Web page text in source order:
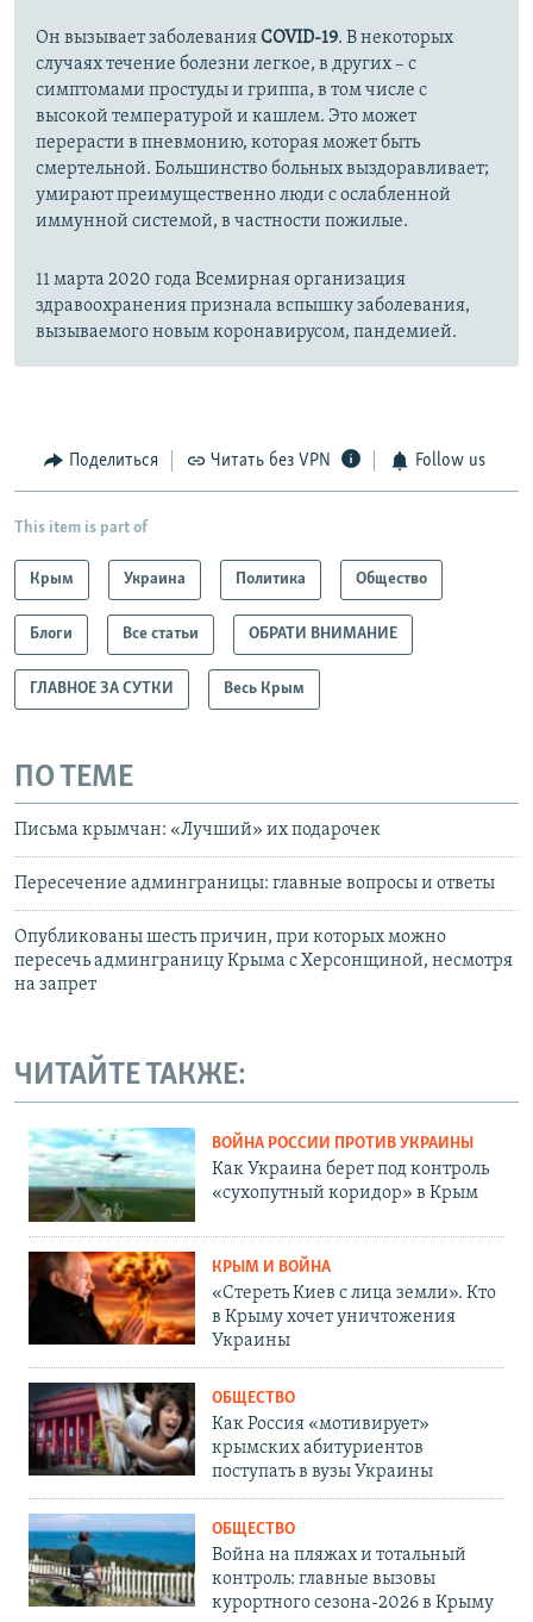
Он вызывает заболеванияCOVID-19. В некоторых
случаях течение болезни легкое, в других – с
симптомами простуды и гриппа, в том числе с
высокой температурой и кашлем. Это может
перерасти в пневмонию, которая может быть
смертельной. Большинство больных выздоравливает;
умирают преимущественно люди с ослабленной
иммунной системой, в частности пожилые.
11 марта 2020 года Всемирная организация
здравоохранения признала вспышку заболевания,
вызываемого новым коронавирусом, пандемией.
Поделиться Читать без VPN Follow us
This item is part of
Крым Украина Политика Общество
Блоги Все статьи ОБРАТИ ВНИМАНИЕ
ГЛАВНОЕ ЗА СУТКИ Весь Крым
ПО ТЕМЕ
Письма крымчан: «Лучший» их подарочек
Пересечение админграницы: главные вопросы и ответы
Опубликованы шесть причин, при которых можно
пересечь админграницу Крыма с Херсонщиной, несмотря
на запрет
ЧИТАЙТЕ ТАКЖЕ:
ВОЙНА РОССИИ ПРОТИВ УКРАИНЫ
Как Украина берет под контроль
«сухопутный коридор» в Крым
КРЫМ И ВОЙНА
«Стереть Киев с лица земли». Кто
в Крыму хочет уничтожения
Украины
ОБЩЕСТВО
Как Россия «мотивирует»
крымских абитуриентов
поступать в вузы Украины
ОБЩЕСТВО
Война на пляжах и тотальный
контроль: главные вызовы
курортного сезона-2026 в Крыму